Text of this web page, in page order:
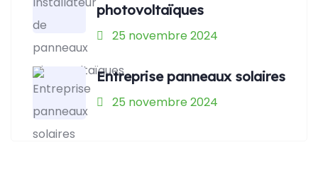
photovoltaïques
25 novembre 2024
Entreprise panneaux solaires
25 novembre 2024